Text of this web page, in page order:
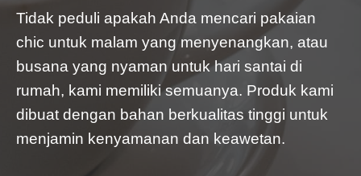
Tidak peduli apakah Anda mencari pakaian
chic untuk malam yang menyenangkan, atau
busana yang nyaman untuk hari santai di
rumah, kami memiliki semuanya. Produk kami
dibuat dengan bahan berkualitas tinggi untuk
menjamin kenyamanan dan keawetan.